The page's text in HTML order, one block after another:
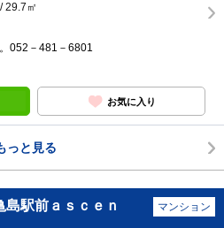
29.7㎡
052－481－6801
お気に入り
っと見る
島駅前ａｓｃｅｎ
マンション